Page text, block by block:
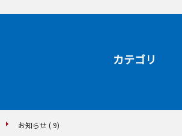
カテゴリ
お知らせ ( 9)